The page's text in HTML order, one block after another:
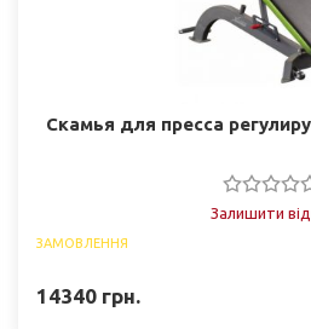
Скамья для пресса
Залишити
ЗАМОВЛЕННЯ
14340 грн.